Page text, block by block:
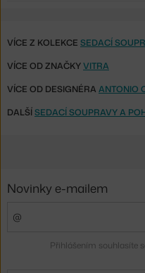
VÍCE Z KOLEKCE SEDACÍ
VÍCE OD ZNAČKYVITRA
VÍCE OD DESIGNÉRA ANTONIO
DALŠÍ SEDACÍ SOUPRAVY A
Novinky e-mailem
Přihlášením souhlasíte